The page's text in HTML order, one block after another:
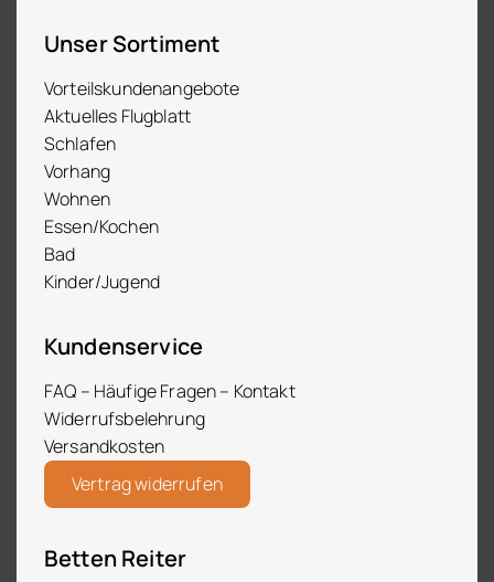
Unser Sortiment
Vorteilskundenangebote
Aktuelles Flugblatt
Schlafen
Vorhang
Wohnen
Essen/Kochen
Bad
Kinder/Jugend
Kundenservice
FAQ – Häufige Fragen – Kontakt
Widerrufsbelehrung
Versandkosten
Vertrag widerrufen
Betten Reiter